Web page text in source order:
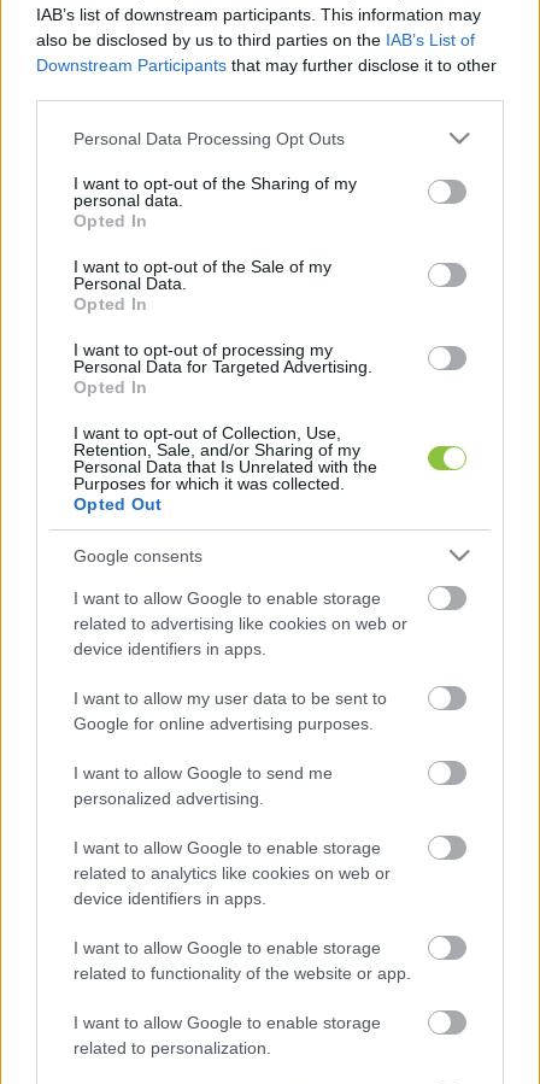
IAB’s list of downstream participants. This information may
also be disclosed by us to third parties on the IAB’s List of
Downstream Participants that may further disclose it to other
Please note that this website/app uses one or more Google
not limited to your visit or usage behaviour. You may click to
grant or deny consent to Google and its third-party tags to
use your data for below specified purposes in below Google
consent section.
Personal Data Processing Opt Outs
I want to opt-out of the Sharing of my
personal data.
Opted In
I want to opt-out of the Sale of my
Personal Data.
Opted In
I want to opt-out of processing my
Personal Data for Targeted Advertising.
Opted In
I want to opt-out of Collection, Use,
Retention, Sale, and/or Sharing of my
Personal Data that Is Unrelated with the
Purposes for which it was collected.
Opted Out
Google consents
I want to allow Google to enable storage
related to advertising like cookies on web or
device identifiers in apps.
I want to allow my user data to be sent to
Google for online advertising purposes.
I want to allow Google to send me
personalized advertising.
I want to allow Google to enable storage
related to analytics like cookies on web or
device identifiers in apps.
I want to allow Google to enable storage
related to functionality of the website or app.
I want to allow Google to enable storage
related to personalization.
és Göbölyös Károly (megyei agrárkamara
alelnöke) mondanak beszédet. Utána
17 órakor koncertet ad a 40 éves Hegedűs
Együttes a főtéri nagyszínpadon.
19 órakor a Csongrádi Múzsa Művészeti
Egyesület műsora kezdődik. Honlapjuk
egyesület „összefogja és szervezze a
művészeti életet, valamint azokat az
embereket, akik a magukénak érzik a
művészetekért való tenni akarást, többek
között a fiatalok nevelését-oktatását.”
A tagjaik sorában nem csak művészek,
pedagógusok, hanem a társadalom széles
rétegéből, más területtel foglalkozók is
vannak.
20:30-tól a musical kedvelőit várják a
elő népszerű dallamokat.
22 órakor DJ Pénzes kezeli majd a
laptopokat és táncoltatja meg a közönséget.
Ön elégedett a kecskeméti ünnepi
Ez a program kíséri az ünnepet tehát augusztus
20-án Kecskeméten. Szerkesztőségünkbe